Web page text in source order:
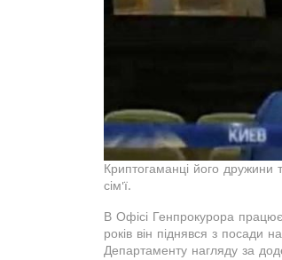
Криптогаманці його дружини
сім'ї.
В Офісі Генпрокурора
років він піднявся з посади
Департаменту нагляду за